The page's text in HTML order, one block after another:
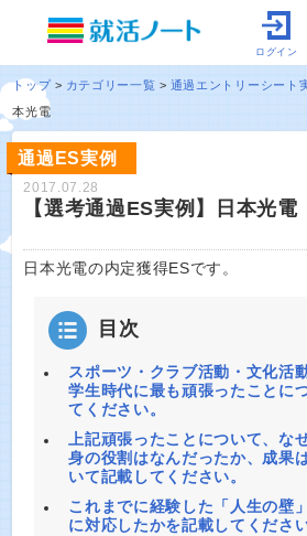
ログイン
トップ カテゴリー一覧 通過エントリーシート
本光電
通過ES実例
2017.07.28
【選考通過ES実例】日本光電
日本光電の内定獲得ESです。
目次
スポーツ・クラブ活動・文化活
学生時代に最も頑張ったことに
てください。
上記頑張ったことについて、な
身の役割はなんだったか、成果
いて記載してください。
これまでに経験した「人生の壁
に対応したかを記載してくださ